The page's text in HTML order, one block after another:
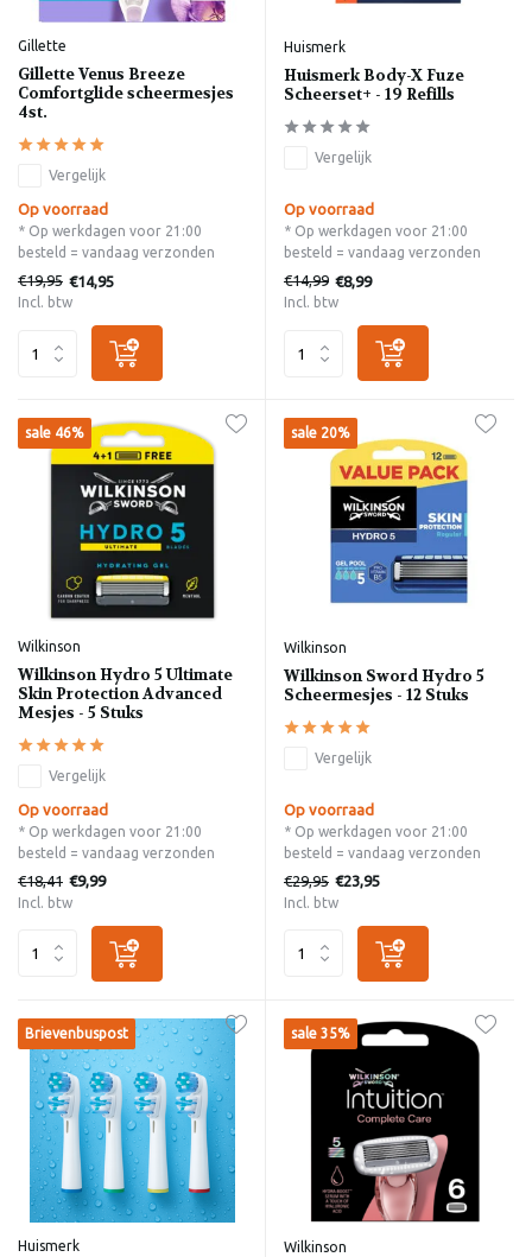
Gillette
Gillette Venus Breeze
Comfortglide scheermesjes
4st.
Vergelijk
Op voorraad
* Op werkdagen voor 21:00
besteld = vandaag verzonden
€19,95 €14,95
Incl. btw
Huismerk
Huismerk Body-X Fuze
Scheerset+ - 19 Refills
Vergelijk
Op voorraad
* Op werkdagen voor 21:00
besteld = vandaag verzonden
€14,99 €8,99
Incl. btw
sale 46%
Wilkinson
Wilkinson Hydro 5 Ultimate
Skin Protection Advanced
Mesjes - 5 Stuks
Vergelijk
Op voorraad
* Op werkdagen voor 21:00
besteld = vandaag verzonden
€18,41 €9,99
Incl. btw
sale 20%
Wilkinson
Wilkinson Sword Hydro 5
Scheermesjes - 12 Stuks
Vergelijk
Op voorraad
* Op werkdagen voor 21:00
besteld = vandaag verzonden
€29,95 €23,95
Incl. btw
Brievenbuspost
Huismerk
sale 35%
Wilkinson